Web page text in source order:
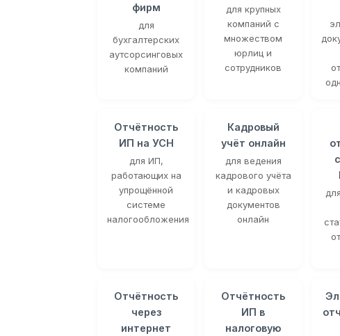
фирм
для
бухгалтерских
аутсорсинговых
компаний
для крупных
компаний с
множеством
юрлиц и
сотрудников
Отчётность
ИП на УСН
для ИП,
работающих на
упрощённой
системе
налогообложения
Кадровый
учёт онлайн
для ведения
кадрового учёта
и кадровых
документов
онлайн
Отчётность
через
интернет
Отчётность
ИП в
налоговую